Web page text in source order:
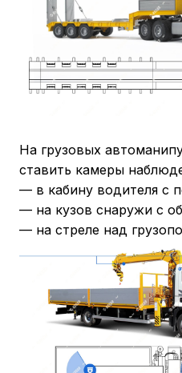
На грузовых
ставить камеры
— в кабину водителя с
— на кузов снаружи с
— на стреле над